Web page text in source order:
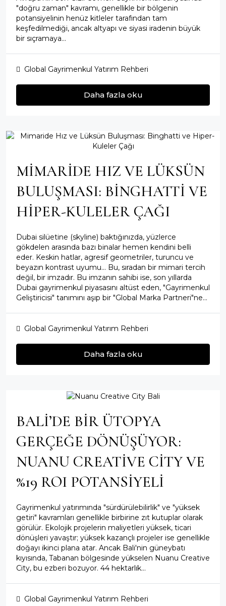
"doğru zaman" kavramı, genellikle bir bölgenin
potansiyelinin henüz kitleler tarafından tam
keşfedilmediği, ancak altyapı ve siyasi iradenin büyük
bir sıçramaya...
Global Gayrimenkul Yatırım Rehberi
Daha fazla oku
MIMARIDE HIZ VE LÜKSÜN
BULUŞMASI: BINGHATTI VE
HIPER-KULELER ÇAĞI
Dubai silüetine (skyline) baktığınızda, yüzlerce
gökdelen arasında bazı binalar hemen kendini belli
eder. Keskin hatlar, agresif geometriler, turuncu ve
beyazın kontrast uyumu... Bu, sıradan bir mimari tercih
değil, bir imzadır. Bu imzanın sahibi ise, son yıllarda
Dubai gayrimenkul piyasasını altüst eden, "Gayrimenkul
Geliştiricisi" tanımını aşıp bir "Global Marka Partneri"ne...
Global Gayrimenkul Yatırım Rehberi
Daha fazla oku
BALI’DE BIR ÜTOPYA
GERÇEĞE DÖNÜŞÜYOR:
NUANU CREATIVE CITY VE
%19 ROI POTANSIYELI
Gayrimenkul yatırımında "sürdürülebilirlik" ve "yüksek
getiri" kavramları genellikle birbirine zıt kutuplar olarak
görülür. Ekolojik projelerin maliyetleri yüksek, ticari
dönüşleri yavaştır; yüksek kazançlı projeler ise genellikle
doğayı ikinci plana atar. Ancak Bali'nin güneybatı
kıyısında, Tabanan bölgesinde yükselen Nuanu Creative
City, bu ezberi bozuyor. 44 hektarlık...
Global Gayrimenkul Yatırım Rehberi